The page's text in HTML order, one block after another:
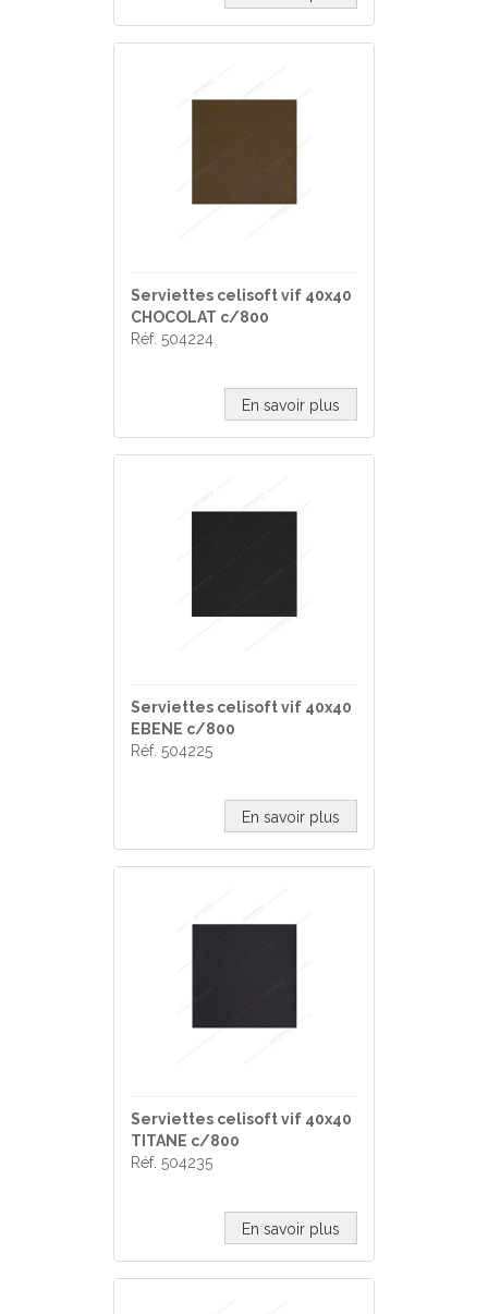
Serviettes celisoft vif 40x40
CHOCOLAT c/800
Réf. 504224
En savoir plus
Serviettes celisoft vif 40x40
EBENE c/800
Réf. 504225
En savoir plus
Serviettes celisoft vif 40x40
TITANE c/800
Réf. 504235
En savoir plus